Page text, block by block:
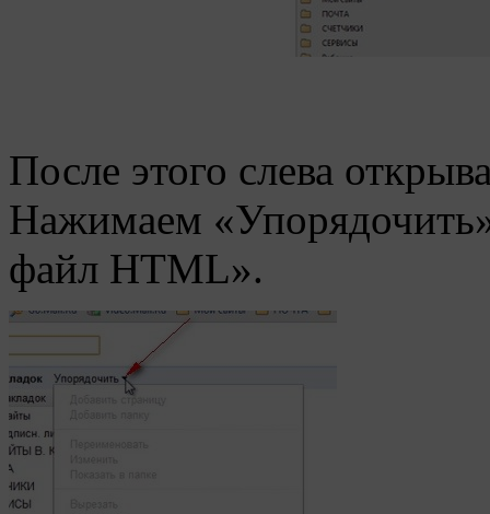
После этого слева
Нажимаем
файл HTML».